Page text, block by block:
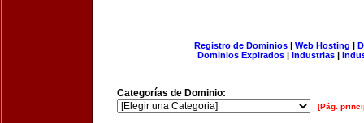
Registro de Dominios| Web Hosting |
Dominios Expirados | Industrias |
Categorías de Dominio:
[Pág.